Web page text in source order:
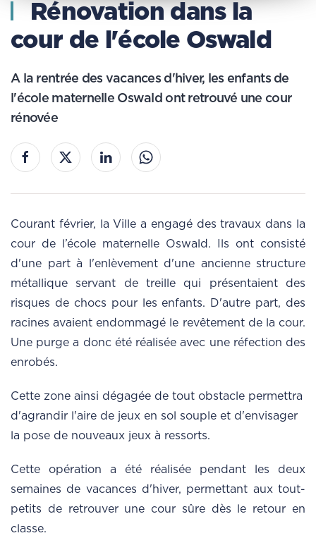
Rénovation dans la
cour de l'école Oswald
A la rentrée des vacances d'hiver, les enfants de
l'école maternelle Oswald ont retrouvé une cour
rénovée
Courant février, la Ville a engagé des travaux dans la
cour de l’école maternelle Oswald. Ils ont consisté
d'une part à l'enlèvement d'une ancienne structure
métallique servant de treille qui présentaient des
risques de chocs pour les enfants. D'autre part, des
racines avaient endommagé le revêtement de la cour.
Une purge a donc été réalisée avec une réfection des
enrobés.
Cette zone ainsi dégagée de tout obstacle permettra
d'agrandir l'aire de jeux en sol souple et d'envisager
la pose de nouveaux jeux à ressorts.
Cette opération a été réalisée pendant les deux
semaines de vacances d'hiver, permettant aux tout-
petits de retrouver une cour sûre dès le retour en
classe.